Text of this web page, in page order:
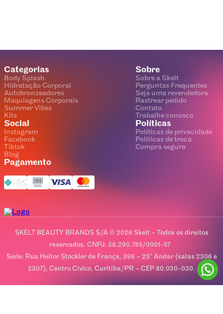
Categorias
Body Splash
Hidratação Corporal
Autobronzeadores
Maquiagens Corporais
Summer Vibes
Kits
Sobre
Sobre a Skelt
Perguntas Frequentes
Seja uma revendedora
Rastrear pedido
Contato
Trabalhe conosco
Social
Instagram
Facebook
Tiktok
Blog
Políticas
Políticas de privacidade
Políticas de troca
Compra segura
Pagamento
SKELT BEAUTY BRANDS S/A © 2026 Skelt – Todos os direitos
reservados. CNPJ: 38.290.785/0001-57
Sede: Rua Heitor Stockler de França, 396 – 23º Andar (salas 2306 e
2307), Centro Cívico, Curitiba/PR – CEP 80.030-030.